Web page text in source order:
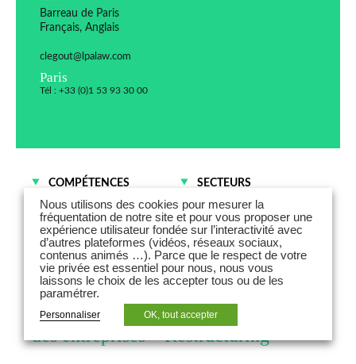
Barreau de Paris
Français, Anglais
clegout@lpalaw.com
Paris
Tél : +33 (0)1 53 93 30 00
COMPÉTENCES
Difficultés des entreprises
- Restructuring
Contentieux des affaires
SECTEURS
Commerce et
Distribution
Industries
Immobilier
Clémence Legout est associée et
responsable de la pratique Difficultés
des entreprises – Restructuring
Nous utilisons des cookies pour mesurer la
fréquentation de notre site et pour vous proposer une
expérience utilisateur fondée sur l’interactivité avec
d’autres plateformes (vidéos, réseaux sociaux,
contenus animés …). Parce que le respect de votre
vie privée est essentiel pour nous, nous vous
laissons le choix de les accepter tous ou de les
paramétrer.
Personnaliser OK, tout accepter